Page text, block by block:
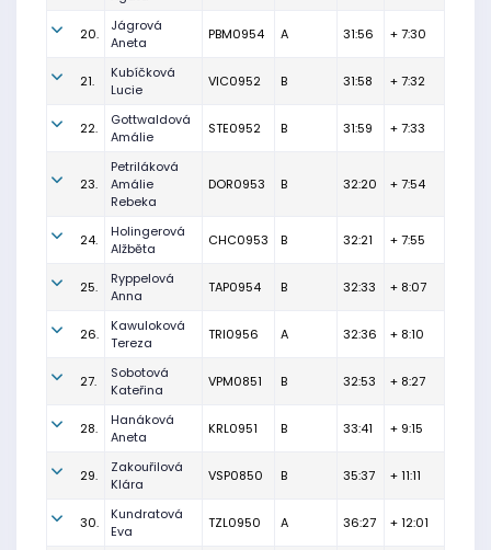
20.
Jágrová
Aneta
PBM0954 A 31:56 + 7:30
21.
Kubíčková
Lucie
VIC0952 B 31:58 + 7:32
22.
Gottwaldová
Amálie
STE0952 B 31:59 + 7:33
23.
Petriláková
Amálie
Rebeka
DOR0953 B 32:20 + 7:54
24.
Holingerová
Alžběta
CHC0953 B 32:21 + 7:55
25.
Ryppelová
Anna
TAP0954 B 32:33 + 8:07
26.
Kawuloková
Tereza
TRI0956 A 32:36 + 8:10
27.
Sobotová
Kateřina
VPM0851 B 32:53 + 8:27
28.
Hanáková
Aneta
KRL0951 B 33:41 + 9:15
29.
Zakouřilová
Klára
VSP0850 B 35:37 + 11:11
30.
Kundratová
Eva
TZL0950 A 36:27 + 12:01